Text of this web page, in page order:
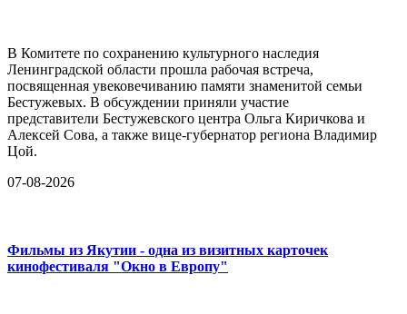
В Комитете по сохранению культурного наследия
Ленинградской области прошла рабочая встреча,
посвященная увековечиванию памяти знаменитой семьи
Бестужевых. В обсуждении приняли участие
представители Бестужевского центра Ольга Киричкова и
Алексей Сова, а также вице-губернатор региона Владимир
Цой.
07-08-2026
Фильмы из Якутии - одна из визитных карточек
кинофестиваля "Окно в Европу"